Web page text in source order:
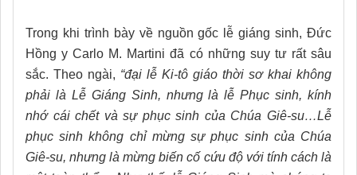
Trong khi trình bày về nguồn gốc lễ giáng sinh, Đức
Hồng y Carlo M. Martini đã có những suy tư rất sâu
sắc. Theo ngài, “đại lễ Ki-tô giáo thời sơ khai không
phải là Lễ Giáng Sinh, nhưng là lễ Phục sinh, kính
nhớ cái chết và sự phục sinh của Chúa Giê-su…Lễ
phục sinh không chỉ mừng sự phục sinh của Chúa
Giê-su, nhưng là mừng biến cố cứu độ với tính cách là